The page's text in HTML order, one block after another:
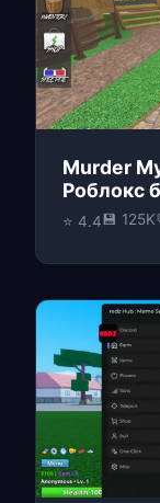
Murder
Роблокс
⭐ 4.4💾 125K